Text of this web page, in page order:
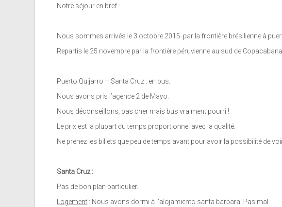
Notre séjour en bref :
Nous sommes arrivés le 3 octobre 2015 par la frontière brésilienne à
Repartis le 25 novembre par la frontière péruvienne au sud de Copacabana.
Puerto Quijarro – Santa Cruz : en bus.
Nous avons pris l’agence 2 de Mayo.
Nous déconseillons, pas cher mais bus vraiment pourri !
Le prix est la plupart du temps proportionnel avec la qualité.
Ne prenez les billets que peu de temps avant pour avoir la possibilité de
Santa Cruz :
Pas de bon plan particulier.
Logement : Nous avons dormi à l’alojamiento santa barbara. Pas mal.